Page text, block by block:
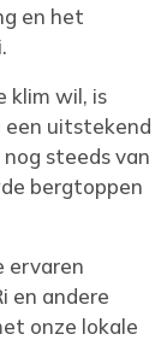
en het
klim wil, is
een uitstekend
steeds van
bergtoppen
ervaren
en andere
onze lokale